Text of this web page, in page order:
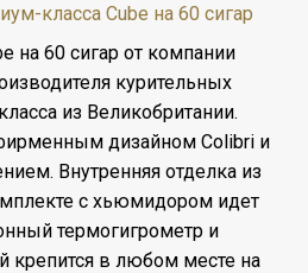
класса Cube на 60 сигар
на 60 сигар от компании
курительных
из Великобритании.
дизайном Colibri и
Внутренняя отделка из
с хьюмидором идет
термогигрометр и
крепится в любом месте на